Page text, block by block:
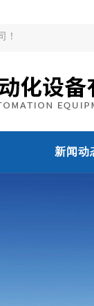
！
新闻动